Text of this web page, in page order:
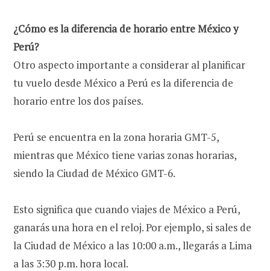
¿Cómo es la diferencia de horario entre México y
Perú?
Otro aspecto importante a considerar al planificar
tu vuelo desde México a Perú es la diferencia de
horario entre los dos países.
Perú se encuentra en la zona horaria GMT-5,
mientras que México tiene varias zonas horarias,
siendo la Ciudad de México GMT-6.
Esto significa que cuando viajes de México a Perú,
ganarás una hora en el reloj. Por ejemplo, si sales de
la Ciudad de México a las 10:00 a.m., llegarás a Lima
a las 3:30 p.m. hora local.